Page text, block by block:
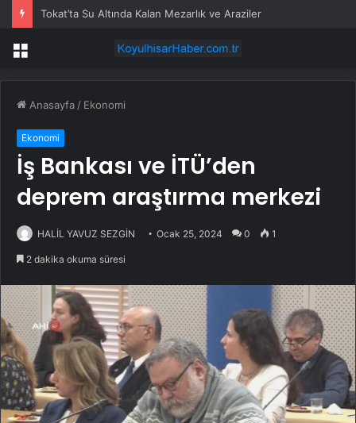
Tokat’ta Su Altında Kalan Mezarlık ve Araziler
Menü
Anasayfa / Ekonomi
Ekonomi
İş Bankası ve İTÜ’den
deprem araştırma merkezi
HALİL YAVUZ SEZGİN Ocak 25, 2024 0 1
2 dakika okuma süresi